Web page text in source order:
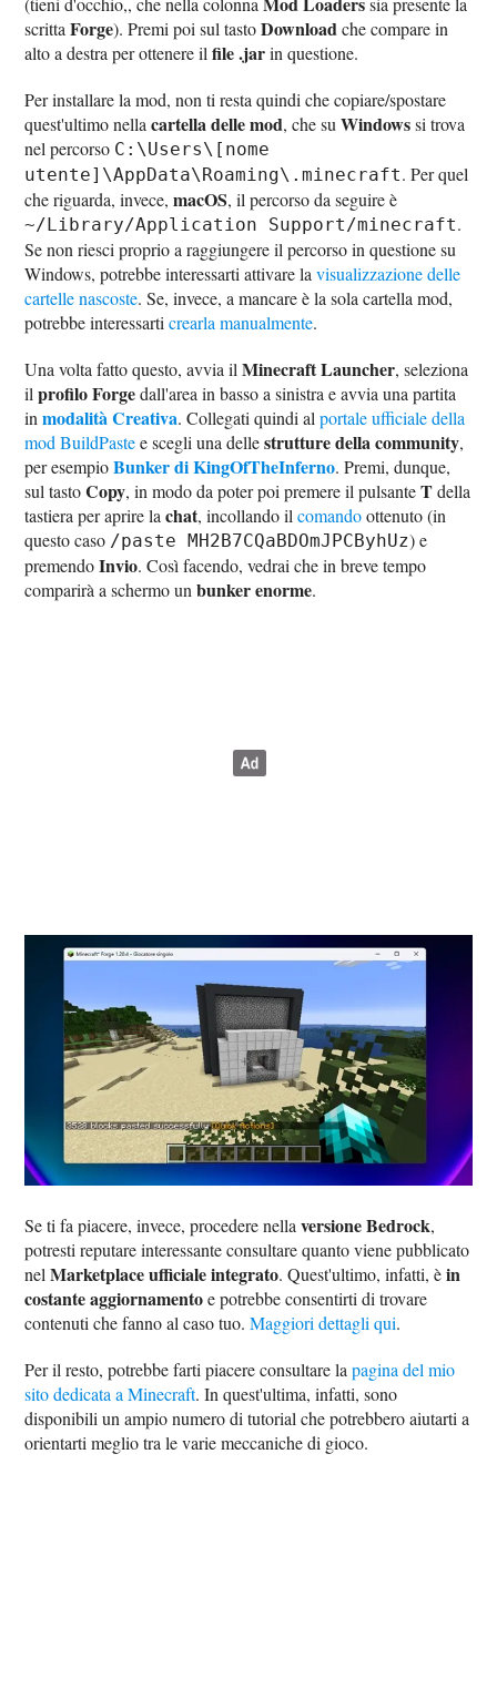
scrittaForge). Premi poi sul tastoDownloadche compare in
alto a destra per ottenere ilfile .jarin questione.
Per installare la mod, non ti resta quindi che copiare/spostare
quest'ultimo nellacartella delle mod, che suWindowssi trova
nel percorso C:\Users\[nome
utente]\AppData\Roaming\.minecraft. Per quel
che riguarda, invece,macOS, il percorso da seguire è
~/Library/Application Support/minecraft.
Se non riesci proprio a raggiungere il percorso in questione su
Windows, potrebbe interessarti attivare lavisualizzazione delle
cartelle nascoste. Se, invece, a mancare è la sola cartella mod,
potrebbe interessarticrearla manualmente.
Una volta fatto questo, avvia ilMinecraft Launcher, seleziona
ilprofilo Forgedall'area in basso a sinistra e avvia una partita
inmodalità Creativa. Collegati quindi alportale ufficiale della
mod BuildPastee scegli una dellestrutture della community,
per esempioBunker di KingOfTheInferno. Premi, dunque,
sul tastoCopy, in modo da poter poi premere il pulsanteTdella
tastiera per aprire lachat, incollando ilcomandoottenuto (in
questo caso /paste MH2B7CQaBDOmJPCByhUz) e
premendoInvio. Così facendo, vedrai che in breve tempo
comparirà a schermo unbunker enorme.
Se ti fa piacere, invece, procedere nellaversione Bedrock,
potresti reputare interessante consultare quanto viene pubblicato
nelMarketplace ufficiale integrato. Quest'ultimo, infatti, èin
costante aggiornamentoe potrebbe consentirti di trovare
contenuti che fanno al caso tuo.Maggiori dettagli qui.
Per il resto, potrebbe farti piacere consultare lapagina del mio
sito dedicata a Minecraft. In quest'ultima, infatti, sono
disponibili un ampio numero di tutorial che potrebbero aiutarti a
orientarti meglio tra le varie meccaniche di gioco.